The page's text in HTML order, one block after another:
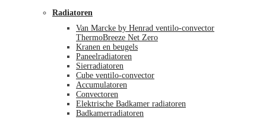
Radiatoren
Van Marcke by Henrad ventilo-convector
ThermoBreeze Net Zero
Kranen en beugels
Paneelradiatoren
Sierradiatoren
Cube ventilo-convector
Accumulatoren
Convectoren
Elektrische Badkamer radiatoren
Badkamerradiatoren